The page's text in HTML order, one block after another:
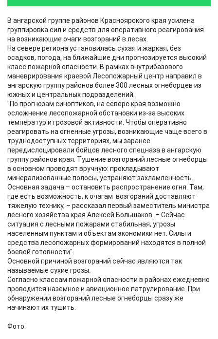
В ангарской группе районов Красноярского края усилена
группировка сил и средств для оперативного реагирования
на возникающие очаги возгораний в лесах.
На севере региона установилась сухая и жаркая, без
осадков, погода, на ближайшие дни прогнозируется высокий
класс пожарной опасности. В рамках внутрибазового
маневрирования краевой Лесопожарный центр направил в
ангарскую группу районов более 300 лесных огнеборцев из
южных и центральных подразделений.
"По прогнозам синоптиков, на севере края возможно
осложнение лесопожарной обстановки из-за высоких
температур и грозовой активности. Чтобы оперативно
реагировать на огненные угрозы, возникающие чаще всего в
труднодоступных территориях, мы заранее
передислоцировали бойцов лесного спецназа в ангарскую
группу районов края. Тушение возгораний лесные огнеборцы
в основном проводят вручную: прокладывают
минерализованные полосы, устраняют захламленность.
Основная задача – остановить распространение огня. Там,
где есть возможность, к очагам возгораний доставляют
тяжелую технику, – рассказал первый заместитель министра
лесного хозяйства края Алексей Большаков. – Сейчас
ситуация с лесными пожарами стабильная, угрозы
населенным пунктам и объектам экономики нет. Силы и
средства лесопожарных формирований находятся в полной
боевой готовности".
Основной причиной возгораний сейчас являются так
называемые сухие грозы.
Согласно классам пожарной опасности в районах ежедневно
проводится наземное и авиационное патрулирование. При
обнаружении возгораний лесные огнеборцы сразу же
начинают их тушить.
Фото: